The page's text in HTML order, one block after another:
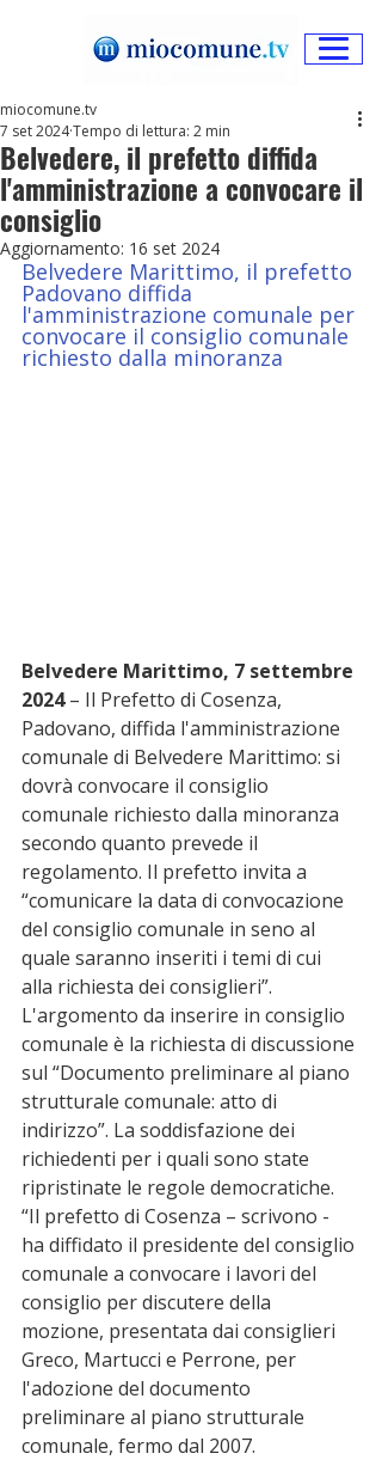
Belvedere, il prefetto diffida
l'amministrazione a convocare il
consiglio
miocomune.tv
7 set 2024Tempo di lettura: 2 min
Aggiornamento: 16 set 2024
Belvedere Marittimo, il prefetto
Padovano diffida
l'amministrazione comunale per
convocare il consiglio comunale
richiesto dalla minoranza
Belvedere Marittimo, 7 settembre
2024 – Il Prefetto di Cosenza,
Padovano, diffida l'amministrazione
comunale di Belvedere Marittimo: si
dovrà convocare il consiglio
comunale richiesto dalla minoranza
secondo quanto prevede il
regolamento. Il prefetto invita a
“comunicare la data di convocazione
del consiglio comunale in seno al
quale saranno inseriti i temi di cui
alla richiesta dei consiglieri”.
L'argomento da inserire in consiglio
comunale è la richiesta di discussione
sul “Documento preliminare al piano
strutturale comunale: atto di
indirizzo”. La soddisfazione dei
richiedenti per i quali sono state
ripristinate le regole democratiche.
“Il prefetto di Cosenza – scrivono -
ha diffidato il presidente del consiglio
comunale a convocare i lavori del
consiglio per discutere della
mozione, presentata dai consiglieri
Greco, Martucci e Perrone, per
l'adozione del documento
preliminare al piano strutturale
comunale, fermo dal 2007.